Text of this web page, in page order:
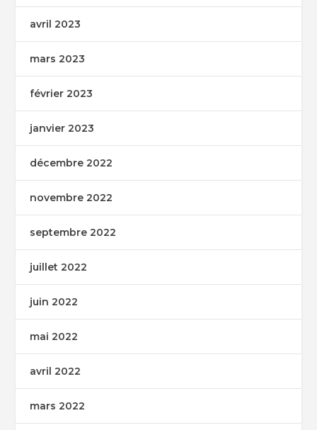
avril 2023
mars 2023
février 2023
janvier 2023
décembre 2022
novembre 2022
septembre 2022
juillet 2022
juin 2022
mai 2022
avril 2022
mars 2022